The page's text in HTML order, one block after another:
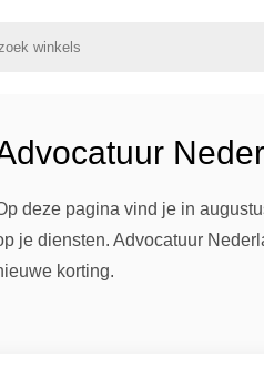
deze pagina vind je in
je diensten. Advocatuur
korting.